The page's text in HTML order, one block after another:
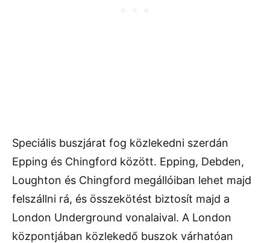
Speciális buszjárat fog közlekedni szerdán
Epping és Chingford között. Epping, Debden,
Loughton és Chingford megállóiban lehet majd
felszállni rá, és összekötést biztosít majd a
London Underground vonalaival. A London
központjában közlekedő buszok várhatóan